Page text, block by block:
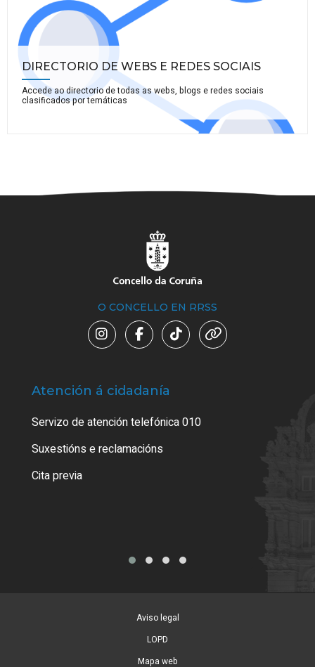
DIRECTORIO DE WEBS E REDES SOCIAIS
Accede ao directorio de todas as webs, blogs e redes sociais
clasificados por temáticas
O CONCELLO EN RRSS
Atención á cidadanía
Servizo de atención telefónica 010
Suxestións e reclamacións
Cita previa
Aviso legal
LOPD
Mapa web